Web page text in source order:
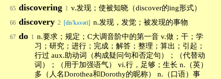
65 discovering 1 v.发现；使被知晓（discover的ing形式）
66 discovery 2 [dis'kʌvəri] n.发现，发觉；被发现的事物
67 do 1 n.要求；规定；C大调音阶中的第一音 v.做；干；学
习；研究；进行；完成；解答；整理；算出；引起；
行过 aux.助动词（构成疑问句和否定句）；（代替动
词）；（用于加强语气） vi.行，足够；生长 n.（英）
多（人名Dorothea和Dorothy的昵称） n.（口语）事